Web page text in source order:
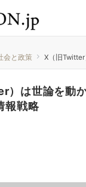
会と政策 X（旧Twitter）は世
は世論を動
報戦略